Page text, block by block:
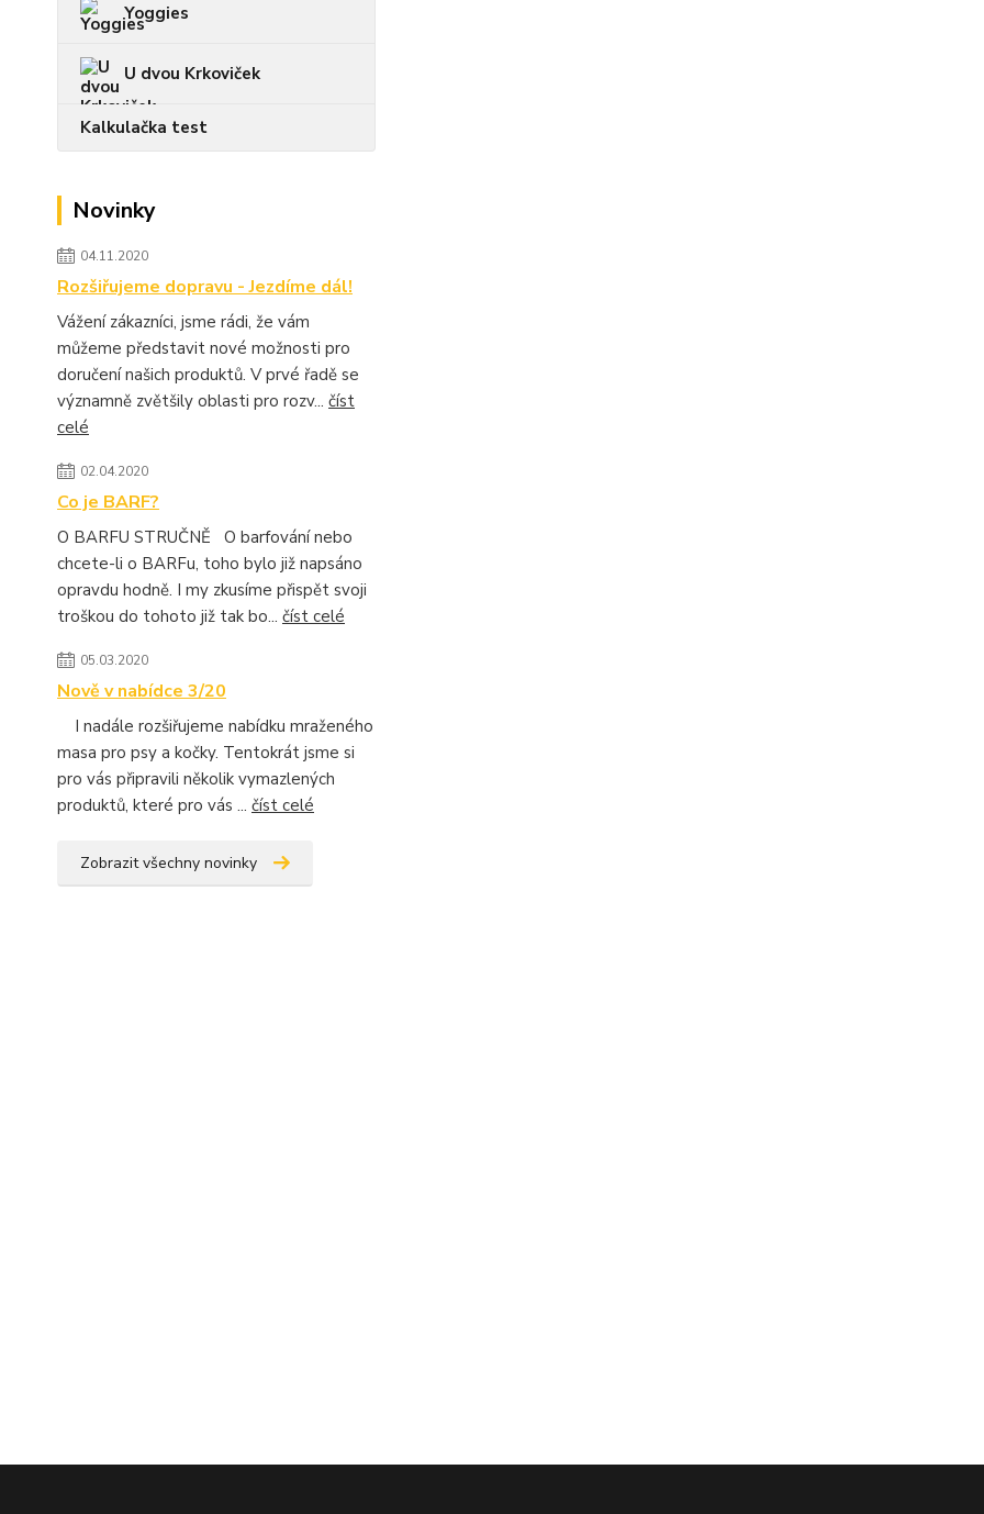
Yoggies
U dvou Krkoviček
Kalkulačka test
Novinky
04.11.2020
Rozšiřujeme dopravu - Jezdíme dál!
Vážení zákazníci, jsme rádi, že vám
můžeme představit nové možnosti pro
doručení našich produktů. V prvé řadě se
významně zvětšily oblasti pro rozv... číst
celé
02.04.2020
Co je BARF?
O BARFU STRUČNĚ O barfování nebo
chcete-li o BARFu, toho bylo již napsáno
opravdu hodně. I my zkusíme přispět svoji
troškou do tohoto již tak bo... číst celé
05.03.2020
Nově v nabídce 3/20
I nadále rozšiřujeme nabídku mraženého
masa pro psy a kočky. Tentokrát jsme si
pro vás připravili několik vymazlených
produktů, které pro vás ... číst celé
Zobrazit všechny novinky